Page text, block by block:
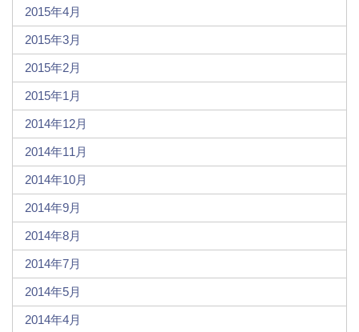
2015年4月
2015年3月
2015年2月
2015年1月
2014年12月
2014年11月
2014年10月
2014年9月
2014年8月
2014年7月
2014年5月
2014年4月